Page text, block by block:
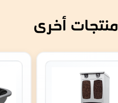
منتجات أخرى